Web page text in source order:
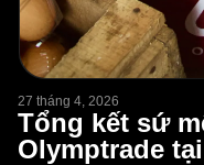
27 tháng 4, 2026
Tổng kết sứ
Olymptrade